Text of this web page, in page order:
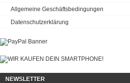
Allgemeine Geschäftsbedingungen
Datenschutzerklärung
NEWSLETTER